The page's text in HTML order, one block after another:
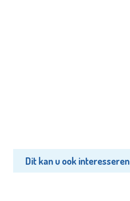
Dit kan u ook interesseren